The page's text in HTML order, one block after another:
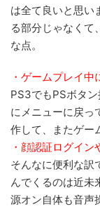
は全て良いと思い
る部分じゃなくて
な点。
・ゲームプレイ
PS3でもPSボタ
にメニューに戻っ
作して、またゲー
・顔認証ログイン
そんなに便利な訳
んでくるのは近未
源オン自体も音声